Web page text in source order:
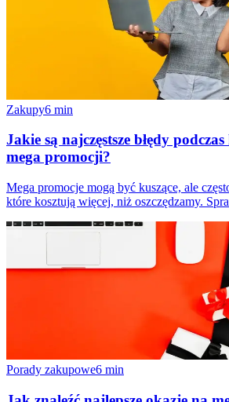
Zakupy6 min
Jakie są najczęstsze błędy
mega promocji?
Mega promocje mogą być kuszące, ale
które kosztują więcej, niż oszczędzamy.
Porady zakupowe6 min